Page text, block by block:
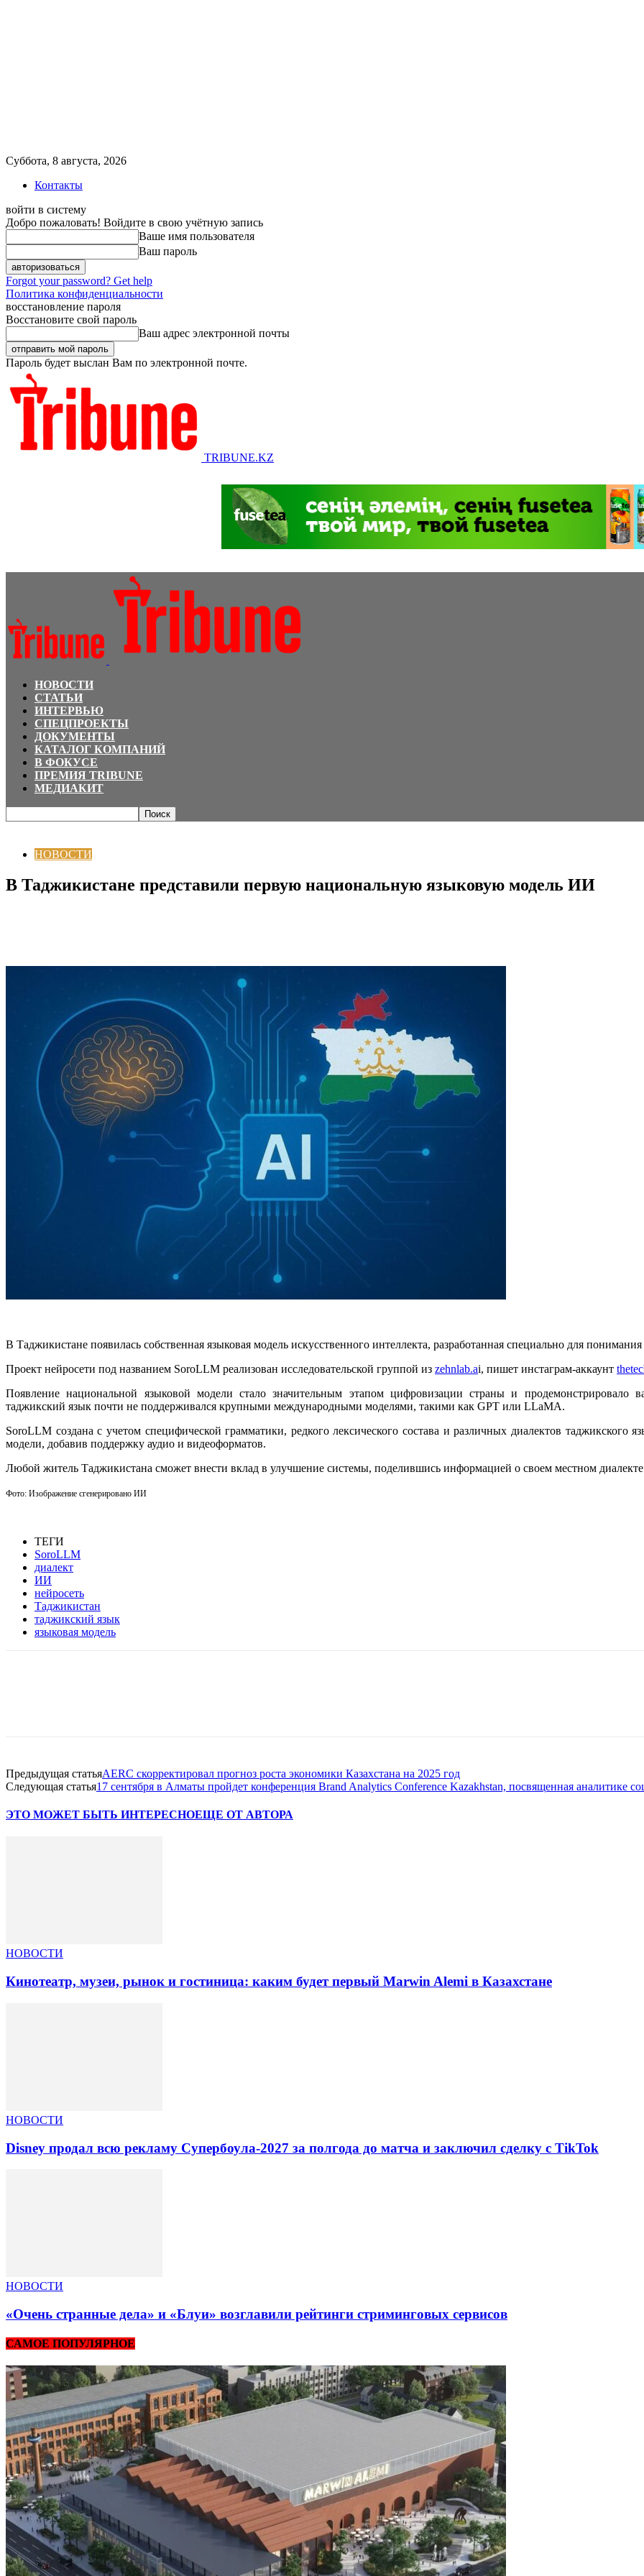
Суббота, 8 августа, 2026
Контакты
войти в систему
Добро пожаловать! Войдите в свою учётную запись
Ваше имя пользователя
Ваш пароль
Forgot your password? Get help
Политика конфиденциальности
восстановление пароля
Восстановите свой пароль
Ваш адрес электронной почты
Пароль будет выслан Вам по электронной почте.
TRIBUNE.KZ
НОВОСТИ
СТАТЬИ
ИНТЕРВЬЮ
СПЕЦПРОЕКТЫ
ДОКУМЕНТЫ
КАТАЛОГ КОМПАНИЙ
В ФОКУСЕ
ПРЕМИЯ TRIBUNE
МЕДИАКИТ
НОВОСТИ
В Таджикистане представили первую национальную языковую модель ИИ
В Таджикистане появилась собственная языковая модель искусственного интеллекта, разработанная специально для
Проект нейросети под названием SoroLLM реализован исследовательской группой из zehnlab.ai, пишет инстаграм-аккаунт
Появление национальной языковой модели стало значительным этапом цифровизации страны и продемонстрировало
таджикский язык почти не поддерживался крупными международными моделями, такими как GPT или LLaMA.
SoroLLM создана с учетом специфической грамматики, редкого лексического состава и различных диалектов
модели, добавив поддержку аудио и видеоформатов.
Любой житель Таджикистана сможет внести вклад в улучшение системы, поделившись информацией о своем местном
Фото: Изображение сгенерировано ИИ
ТЕГИ
SoroLLM
диалект
ИИ
нейросеть
Таджикистан
таджикский язык
языковая модель
Предыдущая статьяAERC скорректировал прогноз роста экономики Казахстана на 2025 год
Следующая статья17 сентября в Алматы пройдет конференция Brand Analytics Conference Kazakhstan, посвященная аналитике
ЭТО МОЖЕТ БЫТЬ ИНТЕРЕСНОЕЩЕ ОТ АВТОРА
НОВОСТИ
Кинотеатр, музеи, рынок и гостиница: каким будет первый Marwin Alemi в Казахстане
НОВОСТИ
Disney продал всю рекламу Супербоула-2027 за полгода до матча и заключил сделку с TikTok
НОВОСТИ
«Очень странные дела» и «Блуи» возглавили рейтинги стриминговых сервисов
САМОЕ ПОПУЛЯРНОЕ